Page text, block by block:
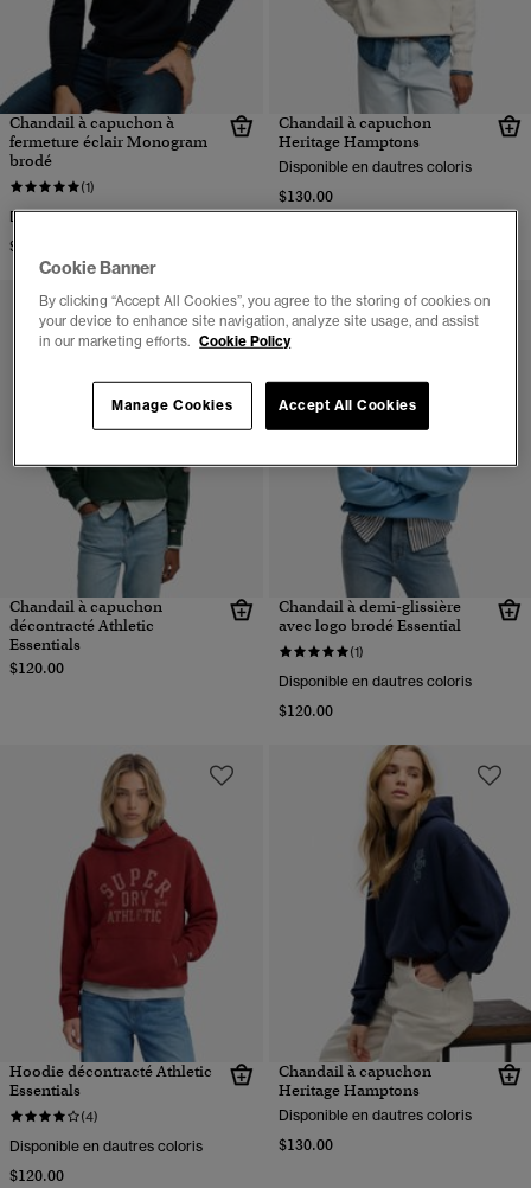
Chandail à capuchon à
fermeture éclair Monogram
brodé
(1)
Disponible en dautres coloris
$160.00
Chandail à capuchon
Heritage Hamptons
Disponible en dautres coloris
$130.00
Chandail à capuchon
décontracté Athletic
Essentials
$120.00
Chandail à demi-glissière
avec logo brodé Essential
(1)
Disponible en dautres coloris
$120.00
Hoodie décontracté Athletic
Essentials
(4)
Disponible en dautres coloris
$120.00
Chandail à capuchon
Heritage Hamptons
Disponible en dautres coloris
$130.00
Cookie Banner
By clicking “Accept All Cookies”, you agree to the storing of cookies on
your device to enhance site navigation, analyze site usage, and assist
in our marketing efforts. Cookie Policy
Accept All Cookies
Manage Cookies